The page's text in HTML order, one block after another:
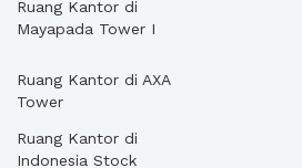
Ruang Kantor di
Mayapada Tower I
Ruang Kantor di AXA
Tower
Ruang Kantor di
Indonesia Stock